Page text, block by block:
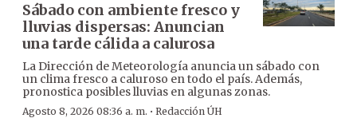
Sábado con ambiente fresco y
lluvias dispersas: Anuncian
una tarde cálida a calurosa
La Dirección de Meteorología anuncia un sábado con
un clima fresco a caluroso en todo el país. Además,
pronostica posibles lluvias en algunas zonas.
Agosto 8, 2026 08:36 a. m. · Redacción ÚH